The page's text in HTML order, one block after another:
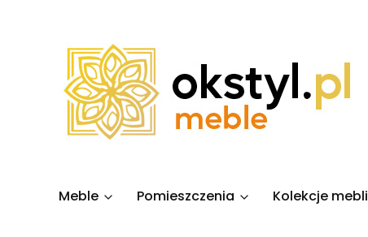
Meble Pomieszczenia Kolekcje mebli